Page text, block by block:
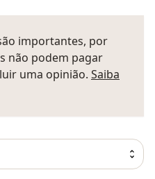
importantes, por
não podem pagar
uma opinião. Saiba